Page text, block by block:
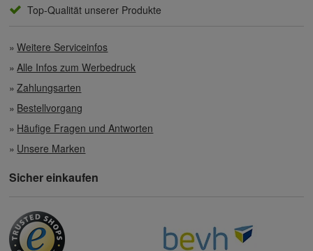
Top-Qualität unserer Produkte
Weitere Serviceinfos
Alle Infos zum Werbedruck
Zahlungsarten
Bestellvorgang
Häufige Fragen und Antworten
Unsere Marken
Sicher einkaufen